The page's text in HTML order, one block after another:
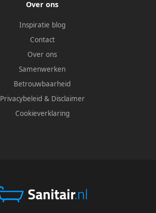
Over ons
Inspiratie blog
Contact
Over ons
Samenwerken
Betrouwbaarheid
Privacybeleid & Disclaimer
Cookieverklaring